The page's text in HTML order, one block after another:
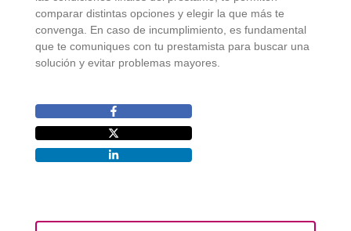
comparar distintas opciones y elegir la que más te
convenga. En caso de incumplimiento, es fundamental
que te comuniques con tu prestamista para buscar una
solución y evitar problemas mayores.